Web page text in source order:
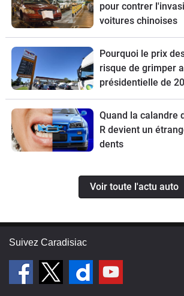
pour contrer
voitures chinoises
Pourquoi le prix
risque de grimper
présidentielle de
Quand la calandre
R devient un
dents
Voir toute l'actu auto
Suivez Caradisiac